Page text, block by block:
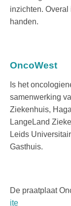
inzichten.
handen.
OncoWest
Is het
samenwerking
Ziekenhuis,
LangeLand
Leids
Gasthuis.
De praatplaat
ite